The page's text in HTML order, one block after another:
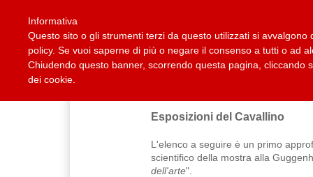
Casa Editrice Carlo Cardazzo
Esposizioni del Cavallino
L'elenco a seguire è un primo
scientifico della mostra alla
dell'arte".
Informativa
Questo sito o gli strumenti terzi da questo utilizzati si
policy. Se vuoi saperne di più o negare il consenso a tutti o ad
Chiudendo questo banner, scorrendo questa pagina, cliccando
dei cookie.